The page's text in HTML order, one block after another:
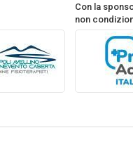
Con la
non